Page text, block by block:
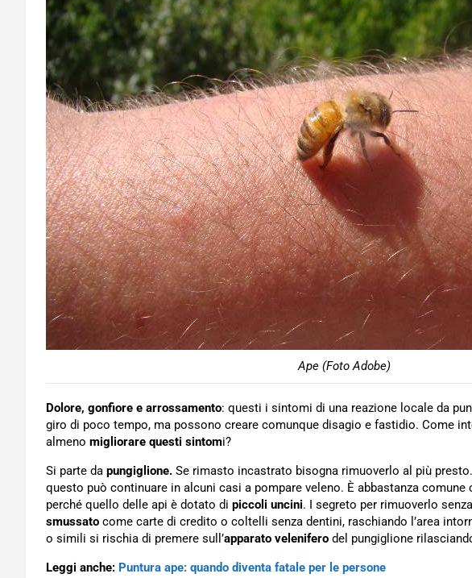
Ape (Foto Adobe)
Dolore, gonfiore e arrossamento: questi i sintomi di una reazione locale da
giro di poco tempo, ma possono creare comunque disagio e fastidio. Come
almeno migliorare questi sintomi?
Si parte da pungiglione. Se rimasto incastrato bisogna rimuoverlo al più
questo può continuare in alcuni casi a pompare veleno. È abbastanza
perché quello delle api è dotato di piccoli uncini. I segreto per rimuoverlo
smussato come carte di credito o coltelli senza dentini, raschiando l’area
o simili si rischia di premere sull’apparato velenifero del pungiglione
Leggi anche: Puntura ape: quando diventa fatale per le persone